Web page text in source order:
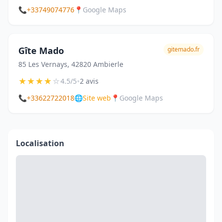
📞+33749074776 📍 Google Maps
Gîte Mado
85 Les Vernays, 42820 Ambierle
gitemado.fr
★★★★☆4.5/5•2 avis
📞+33622722018🌐Site web 📍 Google Maps
Localisation